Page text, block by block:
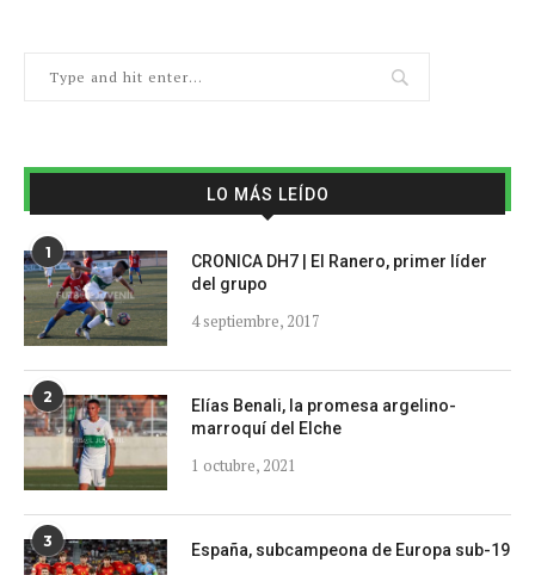
LO MÁS LEÍDO
1
CRONICA DH7 | El Ranero, primer líder
del grupo
4 septiembre, 2017
2
Elías Benali, la promesa argelino-
marroquí del Elche
1 octubre, 2021
3 España, subcampeona de Europa sub-19